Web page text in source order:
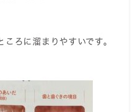
ろに溜まりやすいです。